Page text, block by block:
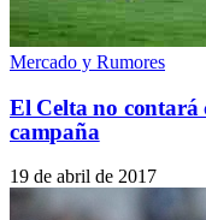
Mercado y Rumores
El Celta no
campaña
19 de abril de 2017